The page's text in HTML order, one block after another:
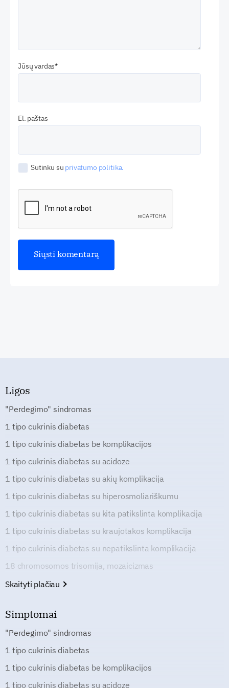
Jūsų vardas
El. paštas
Sutinku su privatumo politika.
Ligos
"Perdegimo" sindromas
1 tipo cukrinis diabetas
1 tipo cukrinis diabetas be komplikacijos
1 tipo cukrinis diabetas su acidoze
1 tipo cukrinis diabetas su akių komplikacija
1 tipo cukrinis diabetas su hiperosmoliariškumu
1 tipo cukrinis diabetas su kita patikslinta komplikacija
1 tipo cukrinis diabetas su kraujotakos komplikacija
1 tipo cukrinis diabetas su nepatikslinta komplikacija
18 chromosomos trisomija, mozaicizmas
Skaityti plačiau
Simptomai
"Perdegimo" sindromas
1 tipo cukrinis diabetas
1 tipo cukrinis diabetas be komplikacijos
1 tipo cukrinis diabetas su acidoze